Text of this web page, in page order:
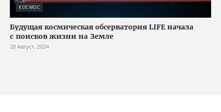
КОСМОС
Будущая космическая обсерватория LIFE начала
с поисков жизни на Земле
20 Август, 2024